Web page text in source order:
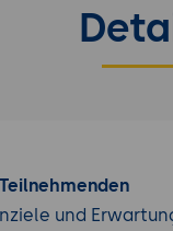
und